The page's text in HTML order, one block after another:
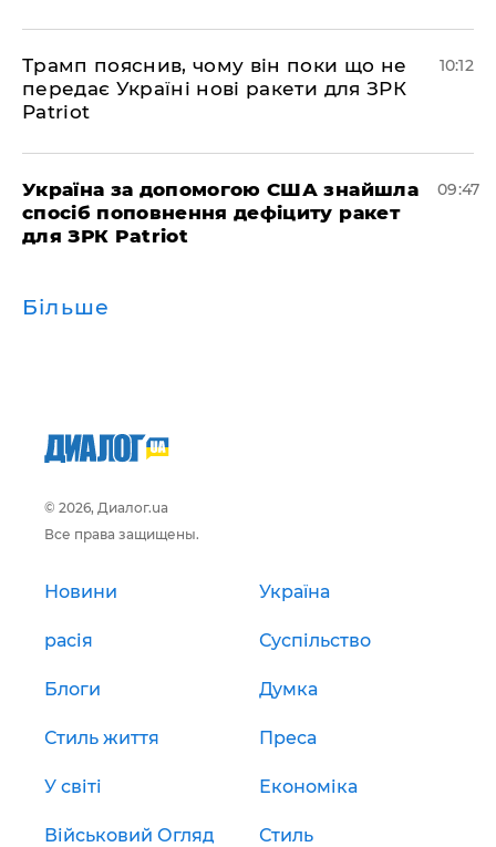
Трамп пояснив, чому він поки що не
передає Україні нові ракети для ЗРК
Patriot
10:12
Україна за допомогою США знайшла
спосіб поповнення дефіциту ракет
для ЗРК Patriot
09:47
Більше
© 2026, Диалог.ua
Все права защищены.
Новини Україна
расія Суспільство
Блоги Думка
Стиль життя Преса
У світі Економіка
Військовий Огляд Стиль